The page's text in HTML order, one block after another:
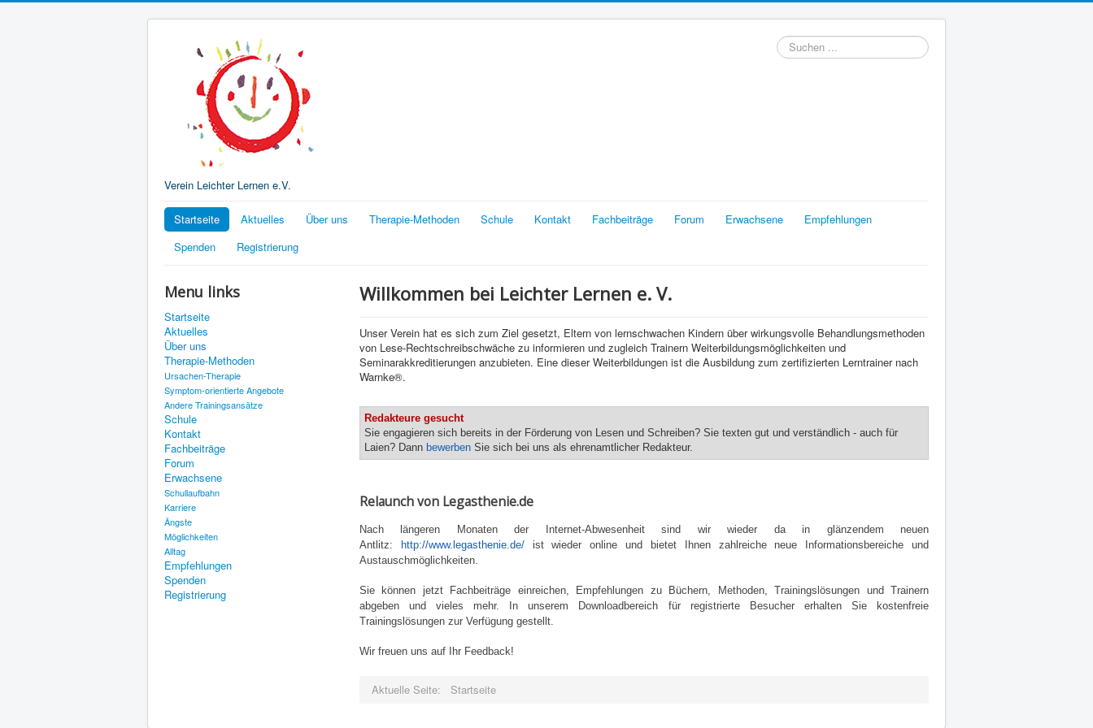
Verein Leichter Lernen e.V.
Suchen
...
Startseite Aktuelles Über uns Therapie-Methoden Schule Kontakt Fachbeiträge Forum Erwachsene
Empfehlungen
Spenden
Registrierung
Menu links
Startseite
Aktuelles
Über uns
Therapie-Methoden
Ursachen-Therapie
Symptom-orientierte Angebote
Andere Trainingsansätze
Schule
Kontakt
Fachbeiträge
Forum
Erwachsene
Schullaufbahn
Karriere
Ängste
Möglichkeiten
Alltag
Empfehlungen
Spenden
Registrierung
Willkommen bei Leichter Lernen e. V.
Unser Verein hat es sich zum Ziel gesetzt, Eltern von lernschwachen Kindern über wirkungsvolle Behandlungsmethoden
von Lese-Rechtschreibschwäche zu informieren und zugleich Trainern Weiterbildungsmöglichkeiten und
Seminarakkreditierungen anzubieten. Eine dieser Weiterbildungen ist die Ausbildung zum zertifizierten Lerntrainer nach
Warnke®.
Redakteure gesucht
Sie engagieren sich bereits in der Förderung von Lesen und Schreiben? Sie texten gut und verständlich - auch für
Laien? Dann bewerben Sie sich bei uns als ehrenamtlicher Redakteur.
Relaunch von Legasthenie.de
Nach längeren Monaten der Internet-Abwesenheit sind wir wieder da in glänzendem neuen
Antlitz:
http://www.legasthenie.de/ist wieder online und bietet Ihnen zahlreiche neue Informationsbereiche und
Austauschmöglichkeiten.
Sie können jetzt Fachbeiträge einreichen, Empfehlungen zu Büchern, Methoden, Trainingslösungen und Trainern
abgeben und vieles mehr. In unserem Downloadbereich für registrierte Besucher erhalten Sie kostenfreie
Trainingslösungen zur Verfügung gestellt.
Wir freuen uns auf Ihr Feedback!
Aktuelle Seite: Startseite